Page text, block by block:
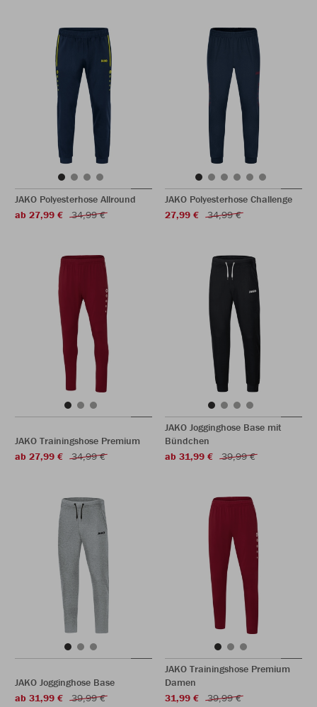
JAKO Polyesterhose Allround
ab 27,99 €
34,99 €
JAKO Polyesterhose Challenge
27,99 €
34,99 €
JAKO Trainingshose Premium
ab 27,99 €
34,99 €
JAKO Jogginghose Base mit
Bündchen
ab 31,99 €
39,99 €
JAKO Jogginghose Base
ab 31,99 €
39,99 €
JAKO Trainingshose Premium
Damen
31,99 €
39,99 €